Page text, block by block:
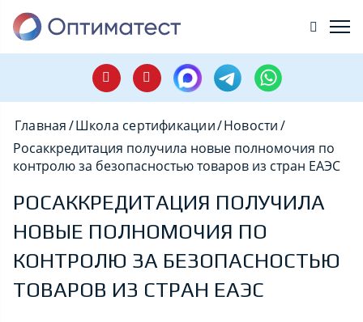
Главная/Школа сертификации/Новости/
Росаккредитация получила новые полномочия по
контролю за безопасностью товаров из стран ЕАЭС
РОСАККРЕДИТАЦИЯ ПОЛУЧИЛА
НОВЫЕ ПОЛНОМОЧИЯ ПО
КОНТРОЛЮ ЗА БЕЗОПАСНОСТЬЮ
ТОВАРОВ ИЗ СТРАН ЕАЭС